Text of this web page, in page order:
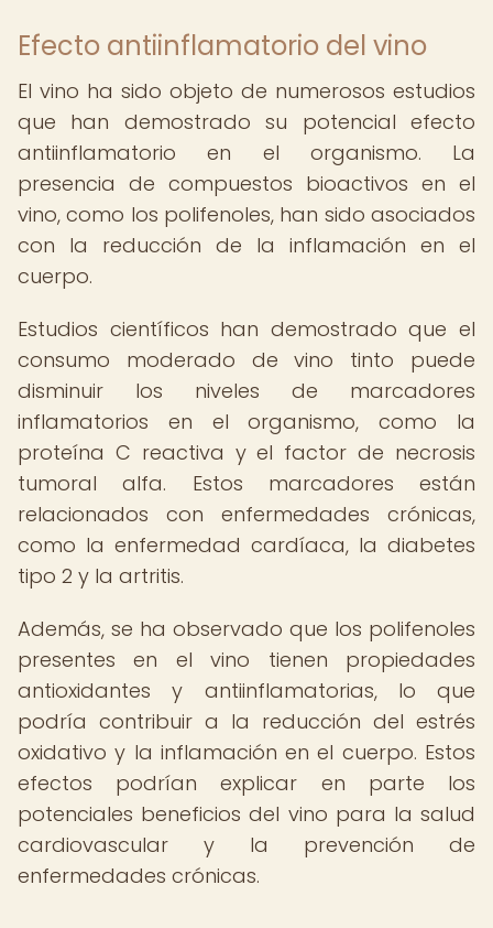
Efecto antiinflamatorio del vino
El vino ha sido objeto de numerosos estudios
que han demostrado su potencial efecto
antiinflamatorio en el organismo. La
presencia de compuestos bioactivos en el
vino, como los polifenoles, han sido asociados
con la reducción de la inflamación en el
cuerpo.
Estudios científicos han demostrado que el
consumo moderado de vino tinto puede
disminuir los niveles de marcadores
inflamatorios en el organismo, como la
proteína C reactiva y el factor de necrosis
tumoral alfa. Estos marcadores están
relacionados con enfermedades crónicas,
como la enfermedad cardíaca, la diabetes
tipo 2 y la artritis.
Además, se ha observado que los polifenoles
presentes en el vino tienen propiedades
antioxidantes y antiinflamatorias, lo que
podría contribuir a la reducción del estrés
oxidativo y la inflamación en el cuerpo. Estos
efectos podrían explicar en parte los
potenciales beneficios del vino para la salud
cardiovascular y la prevención de
enfermedades crónicas.